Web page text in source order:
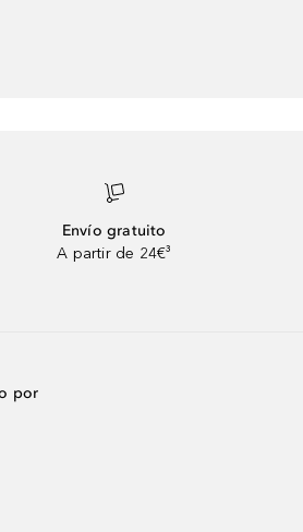
Envío gratuito
A partir de 24€³
por